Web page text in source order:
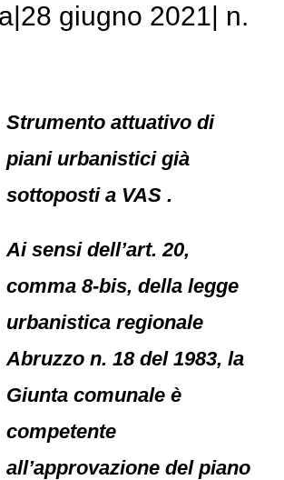
giugno 2021| n.
Strumento attuativo di
piani urbanistici già
sottoposti a VAS .
Ai sensi dell’art. 20,
comma 8-bis, della legge
urbanistica regionale
Abruzzo n. 18 del 1983, la
Giunta comunale è
competente
all’approvazione del piano